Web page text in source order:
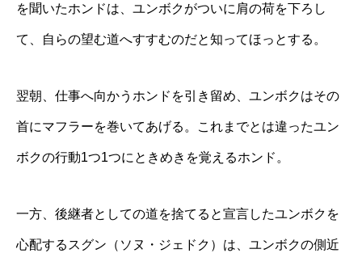
を聞いたホンドは、ユンボクがついに肩の荷を下ろし
て、自らの望む道へすすむのだと知ってほっとする。
翌朝、仕事へ向かうホンドを引き留め、ユンボクはその
首にマフラーを巻いてあげる。これまでとは違ったユン
ボクの行動1つ1つにときめきを覚えるホンド。
一方、後継者としての道を捨てると宣言したユンボクを
心配するスグン（ソヌ・ジェドク）は、ユンボクの側近